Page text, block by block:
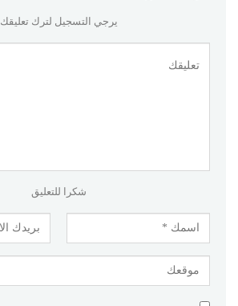
يرجي التسجيل لترك تعليقك
شكرا للتعليق